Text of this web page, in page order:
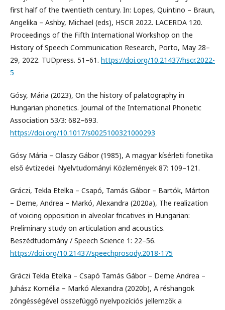
first half of the twentieth century. In: Lopes, Quintino – Braun,
Angelika – Ashby, Michael (eds), HSCR 2022. LACERDA 120.
Proceedings of the Fifth International Workshop on the
History of Speech Communication Research, Porto, May 28–
29, 2022. TUDpress. 51–61. https://doi.org/10.21437/hscr.2022-
5
Gósy, Mária (2023), On the history of palatography in
Hungarian phonetics. Journal of the International Phonetic
Association 53/3: 682–693.
https://doi.org/10.1017/s0025100321000293
Gósy Mária – Olaszy Gábor (1985), A magyar kísérleti fonetika
első évtizedei. Nyelvtudományi Közlemények 87: 109–121.
Gráczi, Tekla Etelka – Csapó, Tamás Gábor – Bartók, Márton
– Deme, Andrea – Markó, Alexandra (2020a), The realization
of voicing opposition in alveolar fricatives in Hungarian:
Preliminary study on articulation and acoustics.
Beszédtudomány / Speech Science 1: 22–56.
https://doi.org/10.21437/speechprosody.2018-175
Gráczi Tekla Etelka – Csapó Tamás Gábor – Deme Andrea –
Juhász Kornélia – Markó Alexandra (2020b), A réshangok
zöngésségével összefüggő nyelvpozíciós jellemzők a